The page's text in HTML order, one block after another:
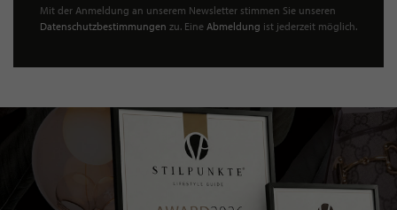
Mit der Anmeldung an unserem Newsletter stimmen Sie unseren
Datenschutzbestimmungen zu. Eine Abmeldung ist jederzeit möglich.